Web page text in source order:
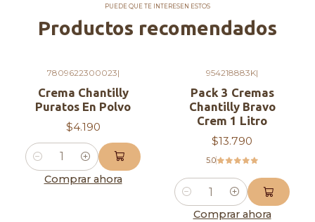
Textura cremosa
palmiste full hidrogenada, mono y diglicéridos de
ácidos grasos, ésteres acéticos y de ácidos grasos
del glicerol, ésteres diacetiltartáricos y de los
ácidos grasos del glicerol, proteína de leche,
azúcar, almidón modificado, alginato de sodio,
goma xantán, sal, saborizante artificial,
hidroxipropilmetilcelulosa y betacaroteno
PUEDE QUE TE INTERESEN ESTOS
Productos recomendados
7809622300023|
Crema Chantilly
Puratos En Polvo
$4.190
Cantidad
Comprar ahora
954218883K|
Pack 3 Cremas
Chantilly Bravo
Crem 1 Litro
$13.790
5.0
Cantidad
Comprar ahora